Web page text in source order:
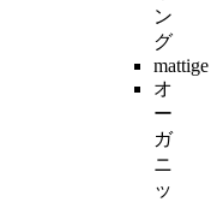
ン
グ
mattige
オ
ー
ガ
ニ
ッ